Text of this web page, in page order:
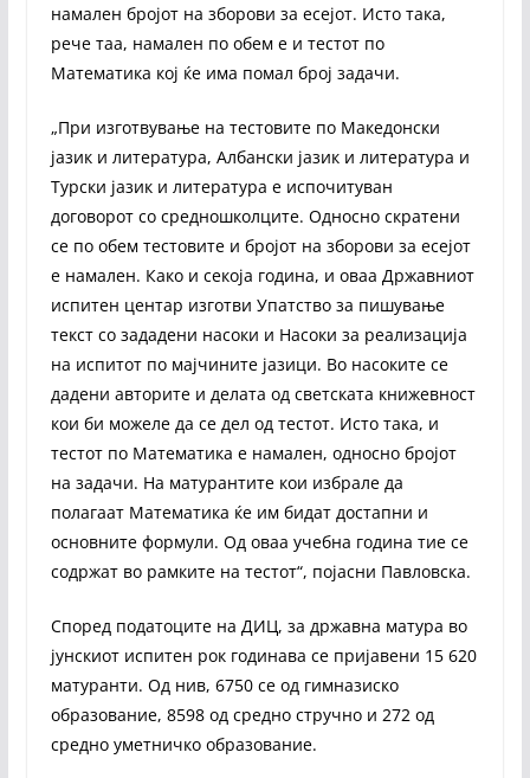
намален бројот на зборови за есејот. Исто така,
рече таа, намален по обем е и тестот по
Математика кој ќе има помал број задачи.
„При изготвување на тестовите по Македонски
јазик и литература, Албански јазик и литература и
Турски јазик и литература е испочитуван
договорот со средношколците. Односно скратени
се по обем тестовите и бројот на зборови за есејот
е намален. Како и секоја година, и оваа Државниот
испитен центар изготви Упатство за пишување
текст со зададени насоки и Насоки за реализација
на испитот по мајчините јазици. Во насоките се
дадени авторите и делата од светската книжевност
кои би можеле да се дел од тестот. Исто така, и
тестот по Математика е намален, односно бројот
на задачи. На матурантите кои избрале да
полагаат Математика ќе им бидат достапни и
основните формули. Од оваа учебна година тие се
содржат во рамките на тестот“, појасни Павловска.
Според податоците на ДИЦ, за државна матура во
јунскиот испитен рок годинава се пријавени 15 620
матуранти. Од нив, 6750 се од гимназиско
образование, 8598 од средно стручно и 272 од
средно уметничко образование.